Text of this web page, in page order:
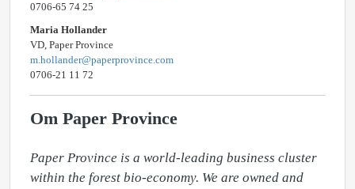
0706-65 74 25
Maria Hollander
VD, Paper Province
m.hollander@paperprovince.com
0706-21 11 72
Om Paper Province
Paper Province is a world-leading business cluster
within the forest bio-economy. We are owned and